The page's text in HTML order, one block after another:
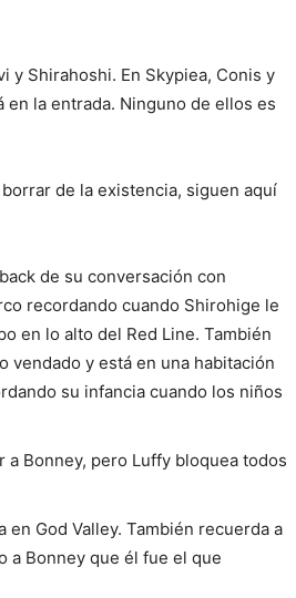
y Shirahoshi. En Skypiea, Conis y
en la entrada. Ninguno de ellos es
de la existencia, siguen aquí
de su conversación con
recordando cuando Shirohige le
en lo alto del Red Line. También
vendado y está en una habitación
su infancia cuando los niños
a Bonney, pero Luffy bloquea todos
God Valley. También recuerda a
a Bonney que él fue el que